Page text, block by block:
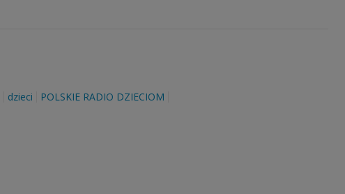
dzieci POLSKIE RADIO DZIECIOM